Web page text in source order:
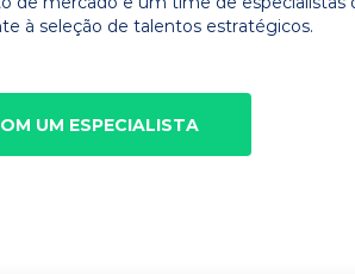
à seleção de talentos estratégicos.
UM ESPECIALISTA